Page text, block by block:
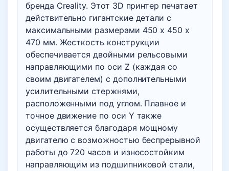
бренда Creality. Этот 3D принтер печатает
действительно гигантские детали с
максимальными размерами 450 x 450 x
470 мм. Жесткость конструкции
обеспечивается двойными рельсовыми
направляющими по оси Z (каждая со
своим двигателем) с дополнительными
усилительными стержнями,
расположенными под углом. Плавное и
точное движение по оси Y также
осуществляется благодаря мощному
двигателю с возможностью беспрерывной
работы до 720 часов и износостойким
направляющим из подшипниковой стали,